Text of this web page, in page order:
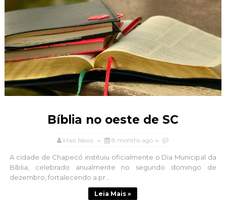
Bíblia no oeste de SC
Mais News 8 months ago
A cidade de Chapecó instituiu oficialmente o Dia Municipal da
Bíblia, celebrado anualmente no segundo domingo de
dezembro, fortalecendo a pr...
Leia Mais »